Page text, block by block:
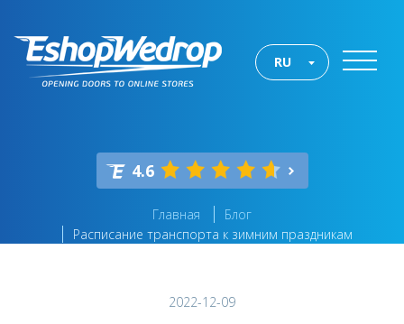
RU
4.6
Главная
Блог
Расписание транспорта к зимним праздникам
2022-12-09